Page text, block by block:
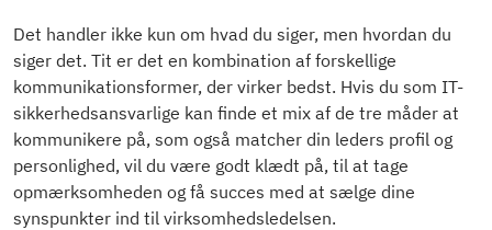
Det handler ikke kun om hvad du siger, men hvordan du
siger det. Tit er det en kombination af forskellige
kommunikationsformer, der virker bedst. Hvis du som IT-
sikkerhedsansvarlige kan finde et mix af de tre måder at
kommunikere på, som også matcher din leders profil og
personlighed, vil du være godt klædt på, til at tage
opmærksomheden og få succes med at sælge dine
synspunkter ind til virksomhedsledelsen.